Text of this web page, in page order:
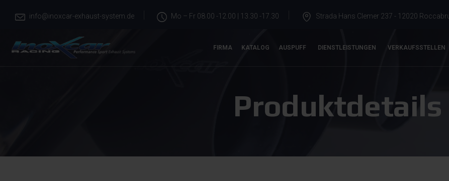
info@inoxcar-exhaust-system.de Mo – Fr 08.00 -12.00 | 13.30 -17.30 Strada Hans Clemer 237 - 12020
FIRMA KATALOG AUSPUFF DIENSTLEISTUNGEN VERKAUFSSTELLEN
Produktdetails